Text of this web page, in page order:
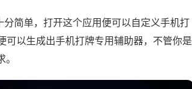
简单，打开这个应用便可以自定义手机打
可以生成出手机打牌专用辅助器，不管你是